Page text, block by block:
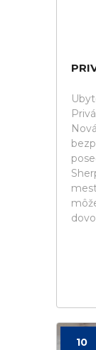
10